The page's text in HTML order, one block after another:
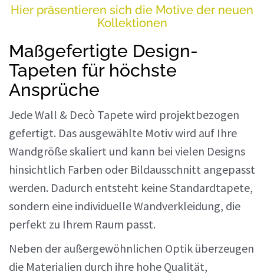
Hier präsentieren sich die Motive der neuen
Kollektionen
Maßgefertigte Design-
Tapeten für höchste
Ansprüche
Jede Wall & Decò Tapete wird projektbezogen
gefertigt. Das ausgewählte Motiv wird auf Ihre
Wandgröße skaliert und kann bei vielen Designs
hinsichtlich Farben oder Bildausschnitt angepasst
werden. Dadurch entsteht keine Standardtapete,
sondern eine individuelle Wandverkleidung, die
perfekt zu Ihrem Raum passt.
Neben der außergewöhnlichen Optik überzeugen
die Materialien durch ihre hohe Qualität,